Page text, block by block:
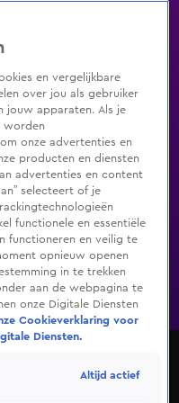
Zenders Genres
De Bondgenoten
juni 2025
en vergelijkbare
over jou als gebruiker
jouw apparaten. Als je
worden
onze advertenties en
producten en diensten
advertenties en content
selecteert of je
functionele en essentiële
functioneren en veilig te
opnieuw openen
in te trekken
aan de webpagina te
onze Digitale Diensten
Cookieverklaring voor
Diensten.
Altijd actief